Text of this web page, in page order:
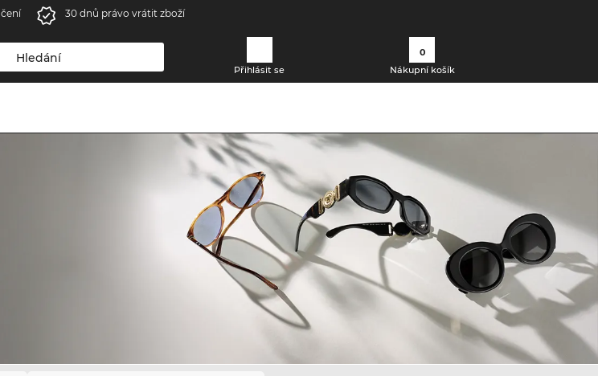
30 dnů právo vrátit zboží
Přihlásit se
0
Nákupní košík